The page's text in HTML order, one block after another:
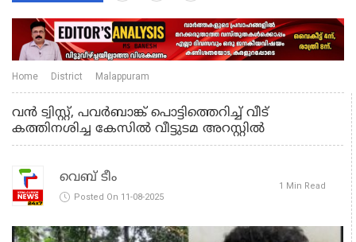
Home District Malappuram
വൻ ട്വിസ്റ്റ്, പവർബാങ്ക് പൊട്ടിത്തെറിച്ച് വീട്
കത്തിനശിച്ച കേസിൽ വീട്ടുടമ അറസ്റ്റില്‍
വെബ് ടീം
Posted On 11-08-2025
1 Min Read